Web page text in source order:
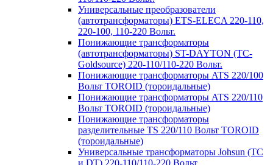
Универсальные преобразователи
(автотрансформаторы) ETS-ELECA 220-110,
220-100, 110-220 Вольт.
Понижающие трансформаторы
(автотрансформаторы) ST-DAYTON (TC-
Goldsource) 220-110/110-220 Вольт.
Понижающие трансформаторы ATS 220/100
Вольт TOROID (тороидальные)
Понижающие трансформаторы ATS 220/110
Вольт TOROID (тороидальные)
Понижающие трансформаторы
разделительные TS 220/110 Вольт TOROID
(тороидальные)
Универсальные трансформаторы Johsun (TС
и DT) 220-110/110-220 Вольт.